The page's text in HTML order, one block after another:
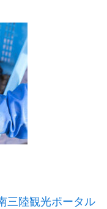
三陸観光ポータル